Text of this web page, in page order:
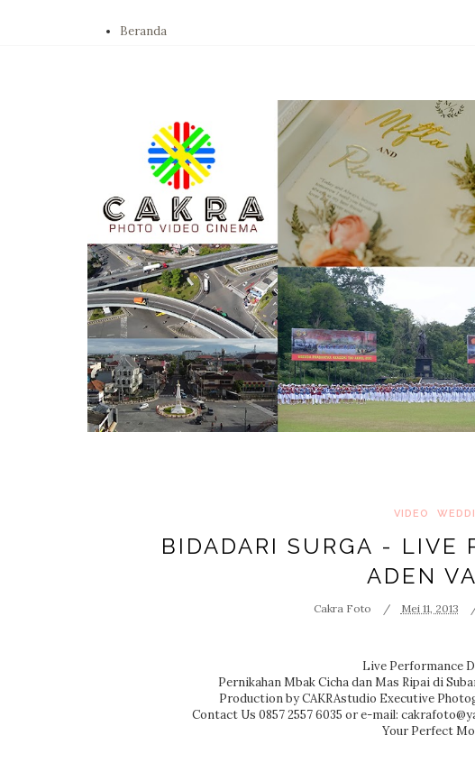
Beranda
VIDEO
BIDADARI SURGA - LIVE
ADEN
Cakra Foto Mei 11, 2013
Live Performance
Pernikahan Mbak Cicha dan Mas Ripai di
Production by CAKRAstudio Executive
Contact Us 0857 2557 6035 or e-mail:
Your Perfect